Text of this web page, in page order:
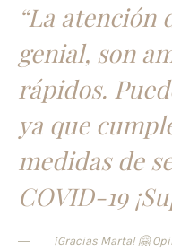
“La atención
genial, son
rápidos.
ya que
medidas de
COVID-19
¡Gracias Marta! 🤗